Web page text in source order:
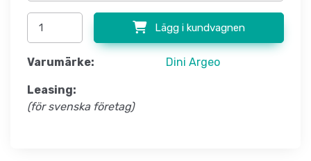
Lägg i kundvagnen
Varumärke: Dini Argeo
Leasing:
(för svenska företag)